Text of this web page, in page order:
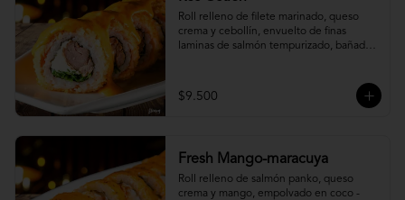
Roll relleno de filete marinado, queso
crema y cebollín, envuelto de finas
laminas de salmón tempurizado, bañada
$9.500
Fresh Mango-maracuya
Roll relleno de salmón panko, queso
crema y mango, empolvado en coco -